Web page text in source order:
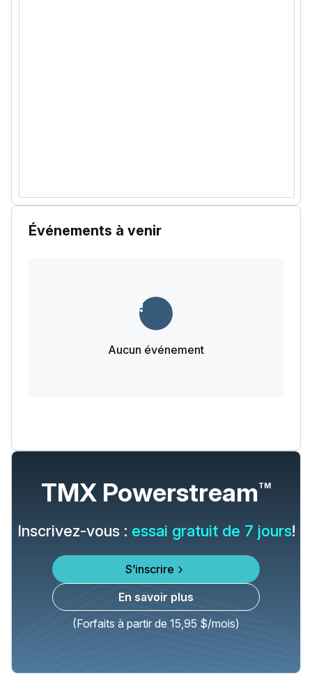
Événements à venir
Aucun événement
TMX PowerstreamTM
Inscrivez-vous : essai gratuit de 7 jours!
S’inscrire
En savoir plus
(Forfaits à partir de 15,95 $/mois)